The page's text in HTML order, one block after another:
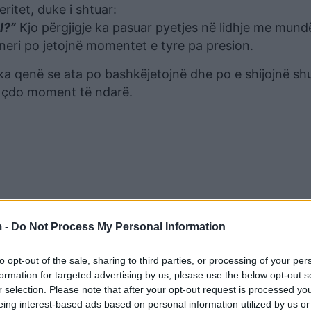
- Do Not Process My Personal Information
opt-out of the sale, sharing to third parties, or processing of your
for targeted advertising by us, please use the below opt-out
selection. Please note that after your opt-out request is processed
interest-based ads based on personal information utilized by us
duke i shtuar:
Kjo përgjigje ka pasuar pyetjes në lidhje me
po jetojnë momentet e tyre pa presion.
qenë se ata po bashkëjetojnë dhe po e shijojnë
moment të ndarë.
kohën që na ka dhënë Zoti, kaq mund të them…”